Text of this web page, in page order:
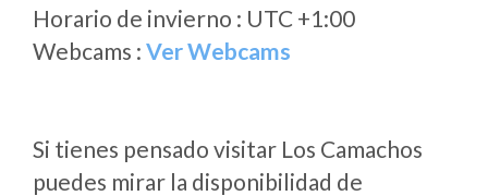
Horario de invierno : UTC +1:00
Webcams : Ver Webcams
Si tienes pensado visitar Los Camachos
puedes mirar la disponibilidad de